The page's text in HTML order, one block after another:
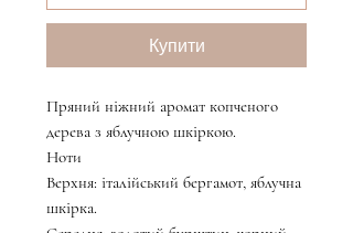
Купити
Пряний ніжний аромат копченого
дерева з яблучною шкіркою.
Ноти
Верхня: італійський бергамот, яблучна
шкірка.